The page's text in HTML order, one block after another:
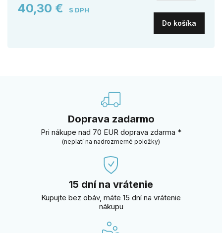
40,30 € S DPH
Do košíka
Doprava zadarmo
Pri nákupe nad 70 EUR doprava zdarma *
(neplatí na nadrozmerné položky)
15 dní na vrátenie
Kupujte bez obáv, máte 15 dní na vrátenie
nákupu